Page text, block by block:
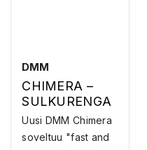
DMM
CHIMERA –
SULKURENGA
S
Uusi DMM Chimera
soveltuu "fast and